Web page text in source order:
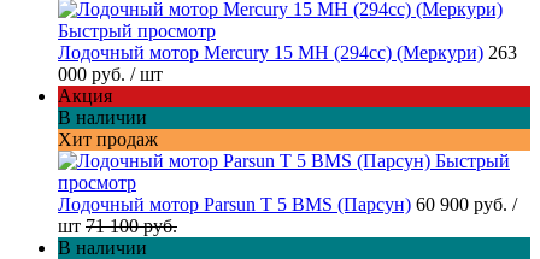
Быстрый просмотр
Лодочный мотор Mercury 15 MH (294cc) (Меркури) 263
000 руб. / шт
Акция
В наличии
Хит продаж
Быстрый
просмотр
Лодочный мотор Parsun T 5 BMS (Парсун) 60 900 руб. /
шт 71 100 руб.
В наличии